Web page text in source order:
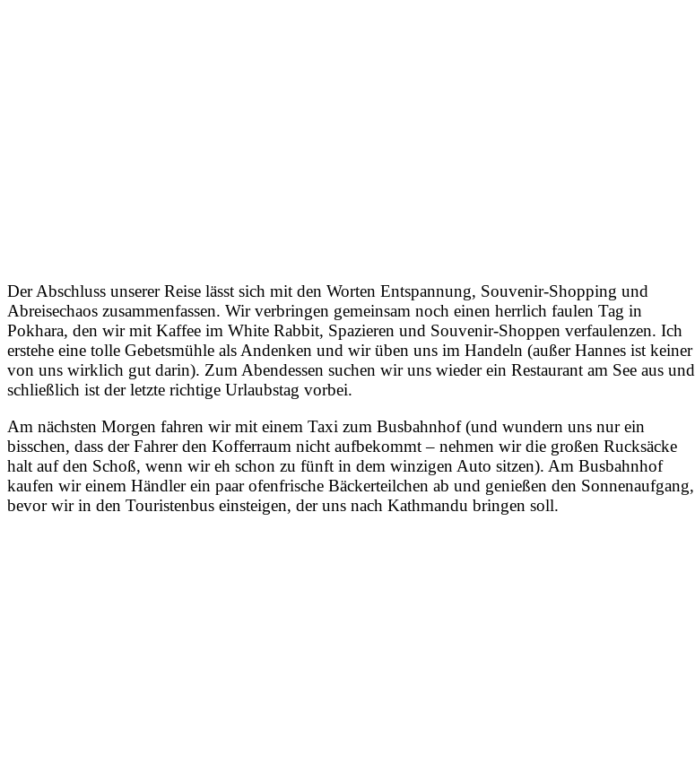
Der Abschluss unserer Reise lässt sich mit den Worten Entspannung, Souvenir-Shopping und
Abreisechaos zusammenfassen. Wir verbringen gemeinsam noch einen herrlich faulen Tag in
Pokhara, den wir mit Kaffee im White Rabbit, Spazieren und Souvenir-Shoppen verfaulenzen. Ich
erstehe eine tolle Gebetsmühle als Andenken und wir üben uns im Handeln (außer Hannes ist keiner
von uns wirklich gut darin). Zum Abendessen suchen wir uns wieder ein Restaurant am See aus und
schließlich ist der letzte richtige Urlaubstag vorbei.
Am nächsten Morgen fahren wir mit einem Taxi zum Busbahnhof (und wundern uns nur ein
bisschen, dass der Fahrer den Kofferraum nicht aufbekommt – nehmen wir die großen Rucksäcke
halt auf den Schoß, wenn wir eh schon zu fünft in dem winzigen Auto sitzen). Am Busbahnhof
kaufen wir einem Händler ein paar ofenfrische Bäckerteilchen ab und genießen den Sonnenaufgang,
bevor wir in den Touristenbus einsteigen, der uns nach Kathmandu bringen soll.